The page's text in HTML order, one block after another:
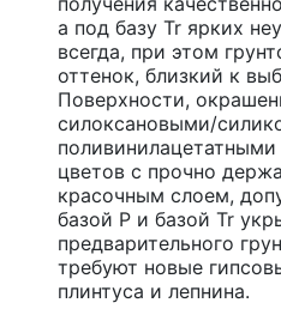
а под базу Tr ярких
всегда, при этом
оттенок, близкий к
Поверхности,
силоксановыми/
цветов с прочно
красочным слоем,
базой P и базой Tr
предварительного
требуют новые
плинтуса и лепнина.